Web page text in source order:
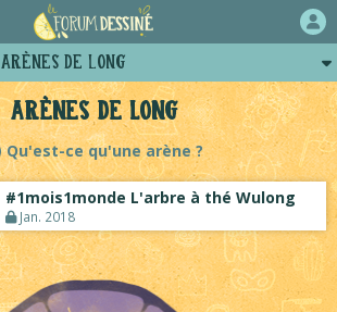
Arènes de Long
Qu'est-ce qu'une arène ?
#1mois1monde L'arbre à thé Wulong
Jan. 2018
Arènes de Long
Profil de long
Posts de long
Projets collectifs de long